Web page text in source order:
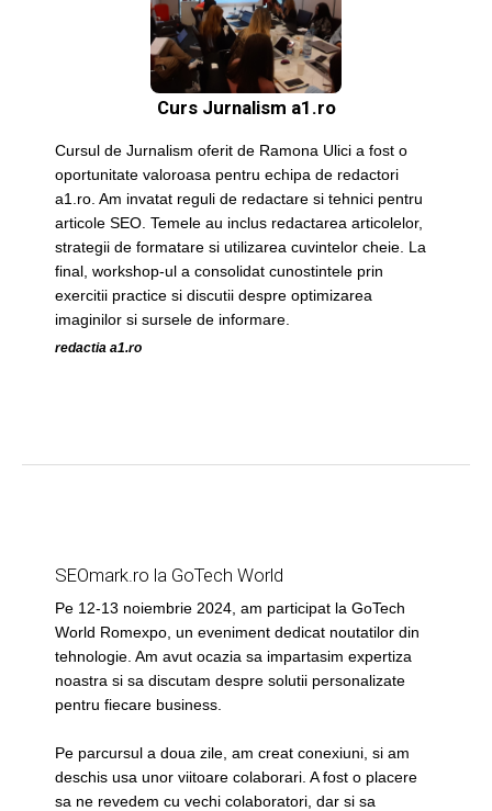
Curs Jurnalism a1.ro
Cursul de Jurnalism oferit de Ramona Ulici a fost o
oportunitate valoroasa pentru echipa de redactori
a1.ro. Am invatat reguli de redactare si tehnici pentru
articole SEO. Temele au inclus redactarea articolelor,
strategii de formatare si utilizarea cuvintelor cheie. La
final, workshop-ul a consolidat cunostintele prin
exercitii practice si discutii despre optimizarea
imaginilor si sursele de informare.
redactia a1.ro
SEOmark.ro la GoTech World
Pe 12-13 noiembrie 2024, am participat la GoTech
World Romexpo, un eveniment dedicat noutatilor din
tehnologie. Am avut ocazia sa impartasim expertiza
noastra si sa discutam despre solutii personalizate
pentru fiecare business.
Pe parcursul a doua zile, am creat conexiuni, si am
deschis usa unor viitoare colaborari. A fost o placere
sa ne revedem cu vechi colaboratori, dar si sa